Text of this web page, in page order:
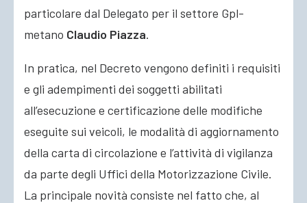
particolare dal Delegato per il settore Gpl-
metano Claudio Piazza.
In pratica, nel Decreto vengono definiti i requisiti
e gli adempimenti dei soggetti abilitati
all’esecuzione e certificazione delle modifiche
eseguite sui veicoli, le modalità di aggiornamento
della carta di circolazione e l’attività di vigilanza
da parte degli Uffici della Motorizzazione Civile.
La principale novità consiste nel fatto che, al